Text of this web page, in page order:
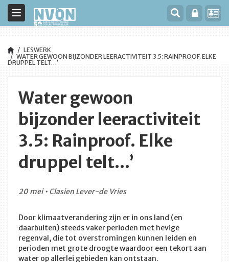
Toggle
navigation
LESWERK
WATER GEWOON BIJZONDER LEERACTIVITEIT 3.5: RAINPROOF. ELKE
DRUPPEL TELT…’
Water gewoon
bijzonder leeractiviteit
3.5: Rainproof. Elke
druppel telt…’
20 mei • Clasien Lever-de Vries
Door klimaatverandering zijn er in ons land (en
daarbuiten) steeds vaker perioden met hevige
regenval, die tot overstromingen kunnen leiden en
perioden met grote droogte waardoor een tekort aan
water op allerlei gebieden kan ontstaan.